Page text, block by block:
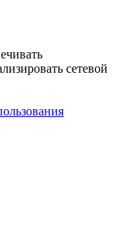
сетевой